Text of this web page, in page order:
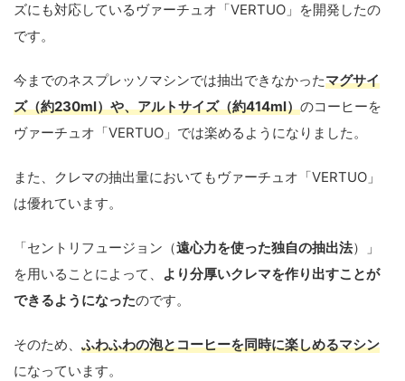
ズにも対応しているヴァーチュオ「VERTUO」を開発したの
です。
今までのネスプレッソマシンでは抽出できなかったマグサイ
ズ（約230ml）や、アルトサイズ（約414ml）のコーヒーを
ヴァーチュオ「VERTUO」では楽めるようになりました。
また、クレマの抽出量においてもヴァーチュオ「VERTUO」
は優れています。
「セントリフュージョン（遠心力を使った独自の抽出法）」
を用いることによって、
より分厚いクレマを作り出すことが
できるようになったのです。
そのため、 ふわふわの泡とコーヒーを同時に楽しめるマシン
になっています。